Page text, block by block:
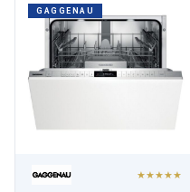
GAGGENAU
★★★★★